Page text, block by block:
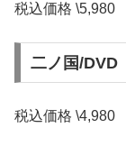
税込価格 \5,980
二ノ国/DVD
税込価格 \4,980